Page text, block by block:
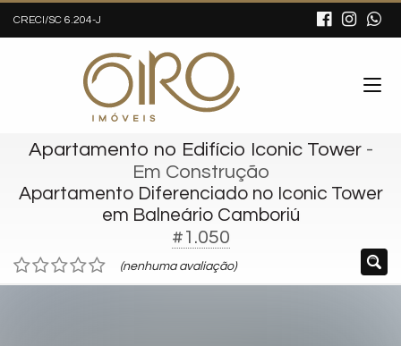
CRECI/SC 6.204-J
Apartamento no Edifício Iconic Tower-
Em Construção
Apartamento Diferenciado no Iconic Tower
em Balneário Camboriú
#1.050
(nenhuma avaliação)